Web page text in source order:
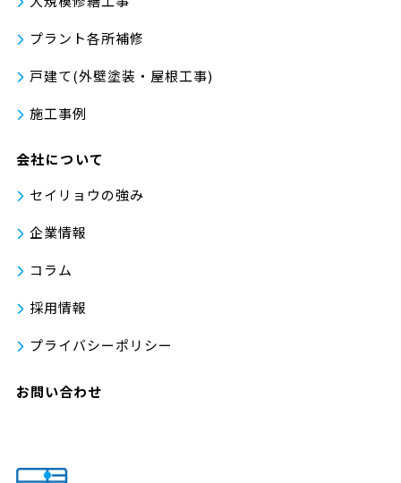
プラント各所補修
戸建て(外壁塗装・屋根工事)
施工事例
会社について
セイリョウの強み
企業情報
コラム
採用情報
プライバシーポリシー
お問い合わせ